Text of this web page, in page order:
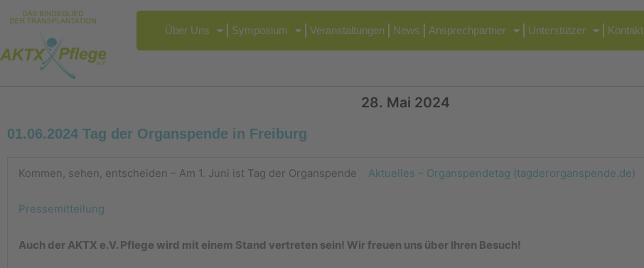
springen
Inhalt
springen
Über Uns Symposium Veranstaltungen News Ansprechpartner Unterstützer Kontakt
28. Mai 2024
01.06.2024 Tag der Organspende in Freiburg
Kommen, sehen, entscheiden – Am 1. Juni ist Tag der Organspende Aktuelles – Organspendetag (tagderorganspende.de)
Pressemitteilung
Auch der AKTX e.V. Pflege wird mit einem Stand vertreten sein! Wir freuen uns über Ihren Besuch!